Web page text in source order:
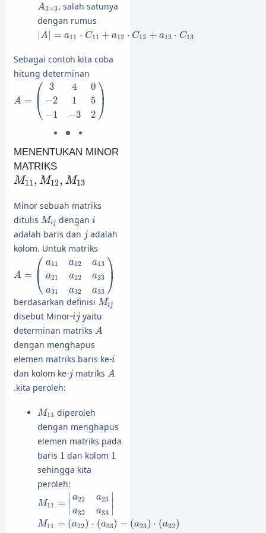
A3×3, salah satunya
dengan rumus
|A| = a11 ⋅ C11 + a12 ⋅ C12 + a13 ⋅ C13
| A |= a11 C11 a 12 12 a 13 13
Sebagai contoh kita coba
hitung determinan
A = ⎛
⎜
⎝
3 4
0
−2 1
5
−1 −3 2
⎞⎟
⎠
A=(340−215−1−32
MENENTUKAN MINOR
MATRIKS
M11, M12, M13
M11 M12 M13
Minor sebuah matriks
ditulis Mij
Mi dengan i
i
adalah baris dan j
j adalah
kolom. Untuk matriks
A = ⎛
⎜
⎝
a11 a12 a13
a21 a22 a23
a31 a32 a33
⎞⎟
⎠
A=(a11a12a 13a21 22
berdasarkan definisi Mij
Mi
disebut Minor-ij
ij yaitu
determinan matriks A
A
dengan menghapus
elemen matriks baris ke-i
i
dan kolom ke-j
j matriks A
A
.kita peroleh:
M11
M11 diperoleh
dengan menghapus
elemen matriks pada
baris 1
1 dan kolom 1
1
sehingga kita
peroleh:
M11 =
∣
∣
∣
a22 a23
a32 a33
∣
∣
∣
M11=|a 32
M11 = (a22) ⋅ (a33) − (a23) ⋅ (a32)
M11 a22)⋅ a33 )− 23 (a 32)